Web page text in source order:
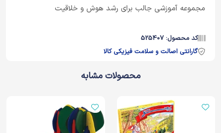
مجموعه آموزشی جالب برای رشد هوش و خلاقیت
کد محصول: 525407
گارانتی اصالت و سلامت فیزیکی کالا
محصولات مشابه